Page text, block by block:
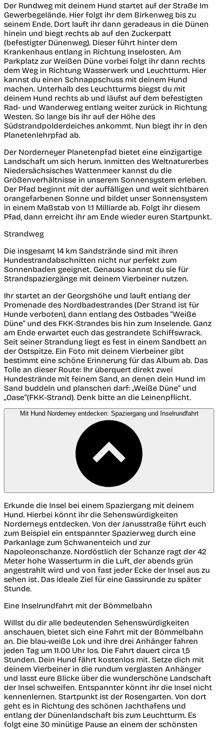
Der Rundweg mit deinem Hund startet auf der Straße Im
Gewerbegelände. Hier folgt ihr dem Birkenweg bis zu
seinem Ende. Dort lauft ihr dann geradeaus in die Dünen
hinein und biegt rechts ab auf den Zuckerpatt
(befestigter Dünenweg). Dieser führt hinter dem
Krankenhaus entlang in Richtung Inselosten. Am
Parkplatz zur Weißen Düne vorbei folgt ihr dann rechts
dem Weg in Richtung Wasserwerk und Leuchtturm. Hier
kannst du einen Schnappschuss mit deinem Hund
machen. Unterhalb des Leuchtturms biegst du mit
deinem Hund rechts ab und läufst auf dem befestigten
Rad- und Wanderweg entlang weiter zurück in Richtung
Westen. So lange bis ihr auf der Höhe des
Südstrandpolderdeiches ankommt. Nun biegt ihr in den
Planetenlehrpfad ab.
Der Norderneyer Planetenpfad bietet eine einzigartige
Landschaft um sich herum. Inmitten des Weltnaturerbes
Niedersächsisches Wattenmeer kannst du die
Größenverhältnisse in unserem Sonnensystem erleben.
Der Pfad beginnt mit der auffälligen und weit sichtbaren
orangefarbenen Sonne und bildet unser Sonnensystem
in einem Maßstab von 1:1 Milliarde ab. Folgt ihr diesem
Pfad, dann erreicht ihr am Ende wieder euren Startpunkt.
Strandweg
Die insgesamt 14 km Sandstrände sind mit ihren
Hundestrandabschnitten nicht nur perfekt zum
Sonnenbaden geeignet. Genauso kannst du sie für
Strandspaziergänge mit deinem Vierbeiner nutzen.
Ihr startet an der Georgshöhe und lauft entlang der
Promenade des Nordbadestrandes (Der Strand ist für
Hunde verboten), dann entlang des Ostbades “Weiße
Düne“ und des FKK-Strandes bis hin zum Inselende. Ganz
am Ende erwartet euch das gestrandete Schiffswrack.
Seit seiner Strandung liegt es fest in einem Sandbett an
der Ostspitze. Ein Foto mit deinem Vierbeiner gibt
bestimmt eine schöne Erinnerung für das Album ab. Das
Tolle an dieser Route: Ihr überquert direkt zwei
Hundestrände mit feinem Sand, an denen dein Hund im
Sand buddeln und planschen darf: „Weiße Düne“ und
„Oase“(FKK-Strand). Denk bitte an die Leinenpflicht.
Mit Hund Norderney entdecken: Spaziergang und Inselrundfahrt
Erkunde die Insel bei einem Spaziergang mit deinem
Hund. Hierbei könnt ihr die Sehenswürdigkeiten
Norderneys entdecken. Von der Janusstraße führt euch
zum Beispiel ein entspannter Spazierweg durch eine
Parkanlage zum Schwanenteich und zur
Napoleonschanze. Nordöstlich der Schanze ragt der 42
Meter hohe Wasserturm in die Luft, der abends grün
angestrahlt wird und von fast jeder Ecke der Insel aus zu
sehen ist. Das ideale Ziel für eine Gassirunde zu später
Stunde.
Eine Inselrundfahrt mit der Bömmelbahn
Willst du dir alle bedeutenden Sehenswürdigkeiten
anschauen, bietet sich eine Fahrt mit der Bömmelbahn
an. Die blau-weiße Lok und ihre drei Anhänger fahren
jeden Tag um 11.00 Uhr los. Die Fahrt dauert circa 1,5
Stunden. Dein Hund fährt kostenlos mit. Setze dich mit
deinem Vierbeiner in die rundum verglasten Anhänger
und lasst eure Blicke über die wunderschöne Landschaft
der Insel schweifen. Entspannter könnt ihr die Insel nicht
kennenlernen. Startpunkt ist der Rosengarten. Von dort
geht es in Richtung des schönen Jachthafens und
entlang der Dünenlandschaft bis zum Leuchtturm. Es
folgt eine 30 minütige Pause an einem der schönsten